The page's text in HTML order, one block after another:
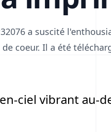
a suscité
coeur. Il a été
ciel vibrant au-